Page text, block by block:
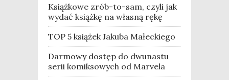
Książkowe zrób-to-sam, czyli jak
wydać książkę na własną rękę
TOP 5 książek Jakuba Małeckiego
Darmowy dostęp do dwunastu
serii komiksowych od Marvela